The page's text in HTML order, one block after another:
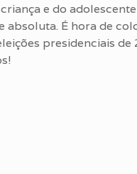
e do
absoluta. É hora de
presidenciais de